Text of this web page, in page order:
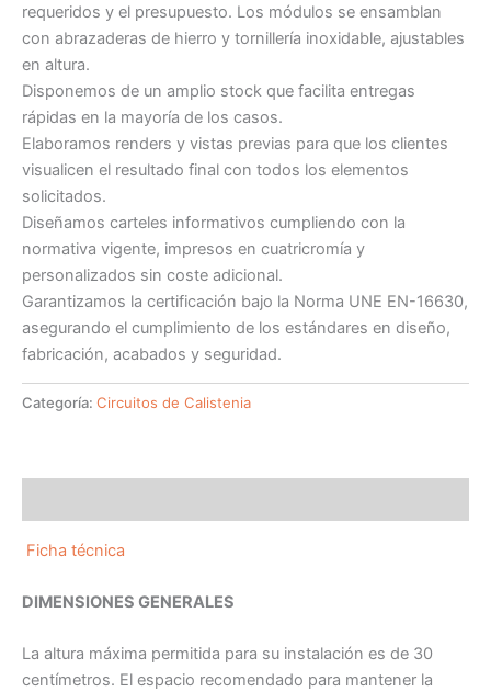
requeridos y el presupuesto. Los módulos se ensamblan
con abrazaderas de hierro y tornillería inoxidable, ajustables
en altura.
Disponemos de un amplio stock que facilita entregas
rápidas en la mayoría de los casos.
Elaboramos renders y vistas previas para que los clientes
visualicen el resultado final con todos los elementos
solicitados.
Diseñamos carteles informativos cumpliendo con la
normativa vigente, impresos en cuatricromía y
personalizados sin coste adicional.
Garantizamos la certificación bajo la Norma UNE EN-16630,
asegurando el cumplimiento de los estándares en diseño,
fabricación, acabados y seguridad.
Categoría: Circuitos de Calistenia
Ficha técnica
DIMENSIONES GENERALES
La altura máxima permitida para su instalación es de 30
centímetros. El espacio recomendado para mantener la